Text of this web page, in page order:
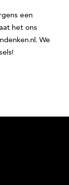
een
het ons
We